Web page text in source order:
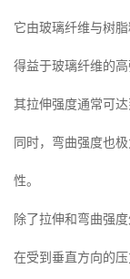
它由玻璃纤维与树
得益于玻璃纤维的
其拉伸强度通常可
同时，弯曲强度也
性。
除了拉伸和弯曲强
在受到垂直方向的